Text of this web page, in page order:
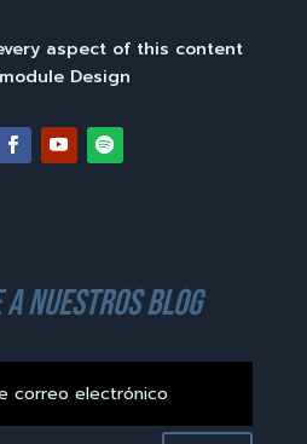
aspect of this content
Design
nuestros blog